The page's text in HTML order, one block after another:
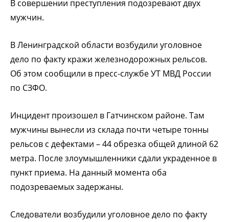
В совершении преступления подозревают двух
мужчин.
В Ленинградской области возбудили уголовное
дело по факту кражи железнодорожных рельсов.
Об этом сообщили в пресс-службе УТ МВД России
по СЗФО.
Инцидент произошел в Гатчинском районе. Там
мужчины вынесли из склада почти четыре тонны
рельсов с дефектами – 44 обрезка общей длиной 62
метра. После злоумышленники сдали украденное в
пункт приема. На данный момента оба
подозреваемых задержаны.
Следователи возбудили уголовное дело по факту